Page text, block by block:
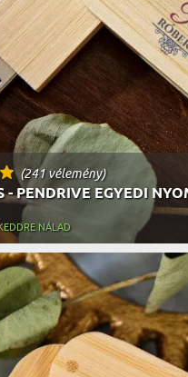
APÓSÉKNAK
(241 vélemény)
- PENDRIVE EGYEDI
NÁLAD